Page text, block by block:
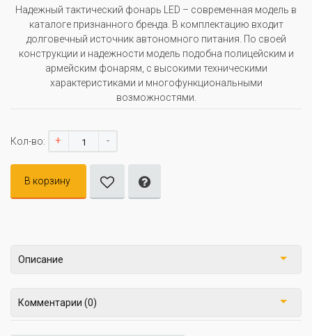
Надежный тактический фонарь LED – современная модель в
каталоге признанного бренда. В комплектацию входит
долговечный источник автономного питания. По своей
конструкции и надежности модель подобна полицейским и
армейским фонарям, с высокими техническими
характеристиками и многофункциональными
возможностями.
Кол-во: + -
В корзину
Описание
Комментарии (0)